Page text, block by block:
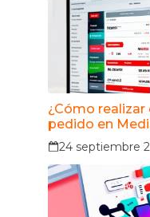
¿Cómo
pedido en
24 septiembre